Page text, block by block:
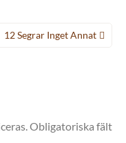
12 Segrar Inget Annat
Obligatoriska fält